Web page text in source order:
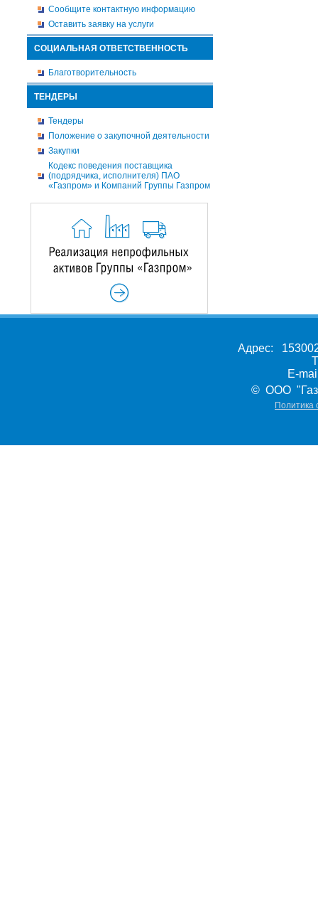
Сообщите контактную информацию
Оставить заявку на услуги
СОЦИАЛЬНАЯ ОТВЕТСТВЕННОСТЬ
Благотворительность
ТЕНДЕРЫ
Тендеры
Положение о закупочной деятельности
Закупки
Кодекс поведения поставщика
(подрядчика, исполнителя) ПАО
«Газпром» и Компаний Группы Газпром
Адрес:
E-
© ООО
Политика